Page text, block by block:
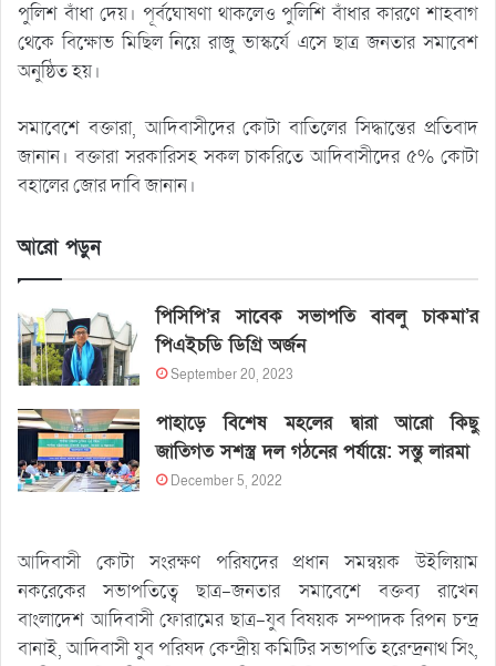
পুলিশ বাঁধা দেয়। পূর্বঘোষণা থাকলেও পুলিশি বাঁধার কারণে শাহবাগ
থেকে বিক্ষোভ মিছিল নিয়ে রাজু ভাস্কর্যে এসে ছাত্র জনতার সমাবেশ
অনুষ্ঠিত হয়।
সমাবেশে বক্তারা, আদিবাসীদের কোটা বাতিলের সিদ্ধান্তের প্রতিবাদ
জানান। বক্তারা সরকারিসহ সকল চাকরিতে আদিবাসীদের ৫% কোটা
বহালের জোর দাবি জানান।
আরো পড়ুন
পিসিপি’র সাবেক সভাপতি বাবলু চাকমা’র
পিএইচডি ডিগ্রি অর্জন
September 20, 2023
পাহাড়ে বিশেষ মহলের দ্বারা আরো কিছু
জাতিগত সশস্ত্র দল গঠনের পর্যায়ে: সন্তু লারমা
December 5, 2022
আদিবাসী কোটা সংরক্ষণ পরিষদের প্রধান সমন্বয়ক উইলিয়াম
নকরেকের সভাপতিত্বে ছাত্র-জনতার সমাবেশে বক্তব্য রাখেন
বাংলাদেশ আদিবাসী ফোরামের ছাত্র-যুব বিষয়ক সম্পাদক রিপন চন্দ্র
বানাই, আদিবাসী যুব পরিষদ কেন্দ্রীয় কমিটির সভাপতি হরেন্দ্রনাথ সিং,